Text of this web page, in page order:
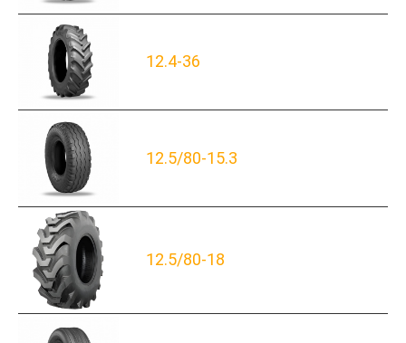
12.4-36
12.5/80-15.3
12.5/80-18